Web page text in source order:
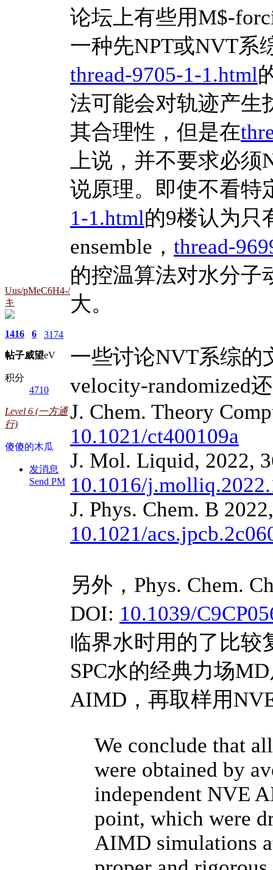
Uus/pMeC6H4-/
キ
1416
帖子
6
威望
3174
eV
积分
4710
Level 6 (一方通
行)
傻傻的木瓜
发消息
Send PM
论坛上有些用M$-
一种先NPT或NVT系
thread-9705-1-1.html
法可能会对轨迹产生
其合理性，但是在
上说，并不要求必须
说原理。即使不看特
1-1.html的9楼认为只
ensemble， thread-
的控温算法对水分子
大。
一些讨论NVT系综的
velocity-randomized
J. Chem. Theory
10.1021/ct400109a
J. Mol. Liquid, 2022,
10.1016/
J. Phys. Chem. B
10.1021/
另外，Phys. Chem.
DOI: 10.1039/
临界水时用的了比较
SPC水的经典力场
AIMD，再取样用
We conclude that
were obtained by
independent NVE
point, which were
AIMD simulations